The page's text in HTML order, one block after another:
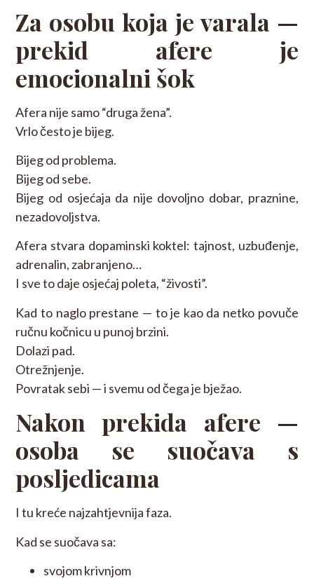
Za osobu koja je varala —
prekid afere je
emocionalni šok
Afera nije samo “druga žena”.
Vrlo često je bijeg.
Bijeg od problema.
Bijeg od sebe.
Bijeg od osjećaja da nije dovoljno dobar, praznine,
nezadovoljstva.
Afera stvara dopaminski koktel: tajnost, uzbuđenje,
adrenalin, zabranjeno…
I sve to daje osjećaj poleta, “živosti”.
Kad to naglo prestane — to je kao da netko povuče
ručnu kočnicu u punoj brzini.
Dolazi pad.
Otrežnjenje.
Povratak sebi — i svemu od čega je bježao.
Nakon prekida afere —
osoba se suočava s
posljedicama
I tu kreće najzahtjevnija faza.
Kad se suočava sa:
svojom krivnjom